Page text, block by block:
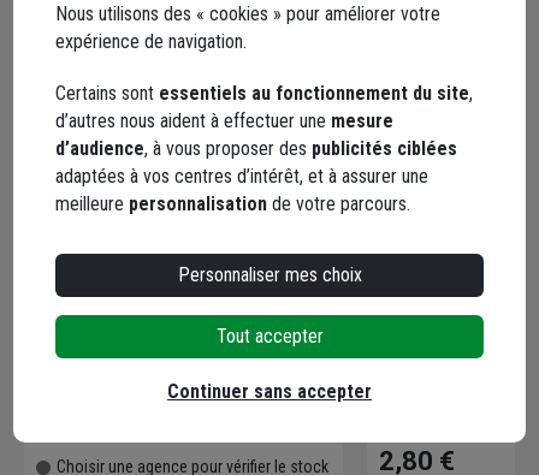
Cale de ponçage manuel SEA
avec 20 feuilles abrasives pour
bois ou métal peint - 72x123mm -
Choisir une agence pour vérifier le stock
Lunettes
monture en PVC
2,80 €
Nous utilisons des « cookies » pour améliorer votre
expérience de navigation.
Certains sont essentiels au fonctionnement du site,
d’autres nous aident à effectuer une mesure
d’audience, à vous proposer des publicités ciblées
adaptées à vos centres d’intérêt, et à assurer une
meilleure personnalisation de votre parcours.
Personnaliser mes choix
Tout accepter
Continuer sans accepter